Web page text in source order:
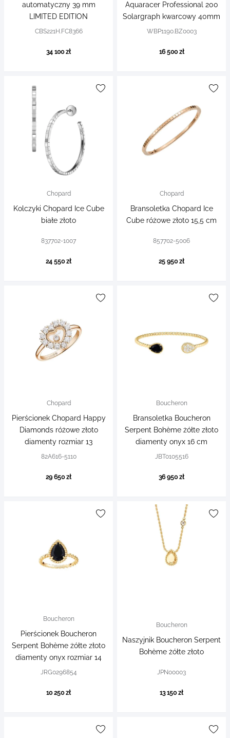
automatyczny 39 mm
LIMITED EDITION
CBS221H.FC8366
34 100 zł
Aquaracer Professional 200
Solargraph kwarcowy 40mm
WBP1190.BZ0003
16 500 zł
Chopard
Kolczyki Chopard Ice Cube
białe złoto
837702-1007
24 550 zł
Chopard
Bransoletka Chopard Ice
Cube różowe złoto 15,5 cm
857702-5006
25 950 zł
Chopard
Pierścionek Chopard Happy
Diamonds różowe złoto
diamenty rozmiar 13
82A616-5110
29 650 zł
Boucheron
Bransoletka Boucheron
Serpent Bohème żółte złoto
diamenty onyx 16 cm
JBT0105516
36 950 zł
Boucheron
Pierścionek Boucheron
Serpent Bohème żółte złoto
diamenty onyx rozmiar 14
JRG0296854
10 250 zł
Boucheron
Naszyjnik Boucheron Serpent
Bohème żółte złoto
JPN00003
13 150 zł